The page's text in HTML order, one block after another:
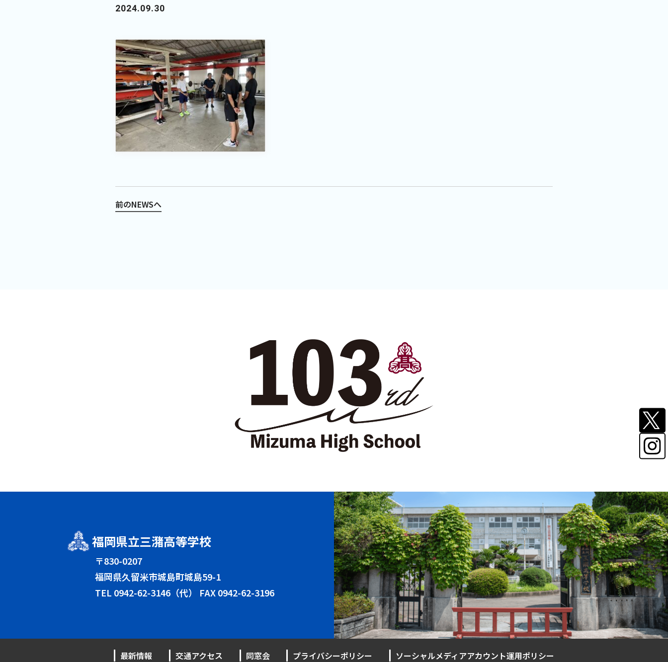
2024.09.30
前のNEWSへ
福岡県立三潴高等学校
〒830-0207
福岡県久留米市城島町城島59-1
TEL 0942-62-3146（代） FAX 0942-62-3196
最新情報 交通アクセス 同窓会 プライバシーポリシー ソーシャルメディアアカウント運用ポリシー